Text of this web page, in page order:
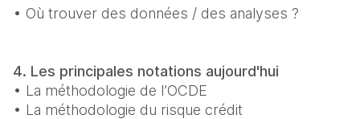
• Où trouver des données / des analyses ?
4. Les principales notations aujourd'hui
• La méthodologie de l’OCDE
• La méthodologie du risque crédit